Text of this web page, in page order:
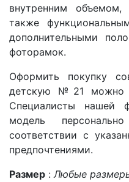
внутренним
также
дополнительными
фоторамок.
Оформить покупку
детскую №21 можно
Специалисты нашей
модель
соответствии с
предпочтениями.
Размер :Любые